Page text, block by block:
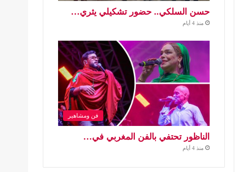
حسن السلكي.. حضور تشكيلي يثري…
منذ 4 أيام
فن ومشاهير
الناظور تحتفي بالفن المغربي في…
منذ 4 أيام